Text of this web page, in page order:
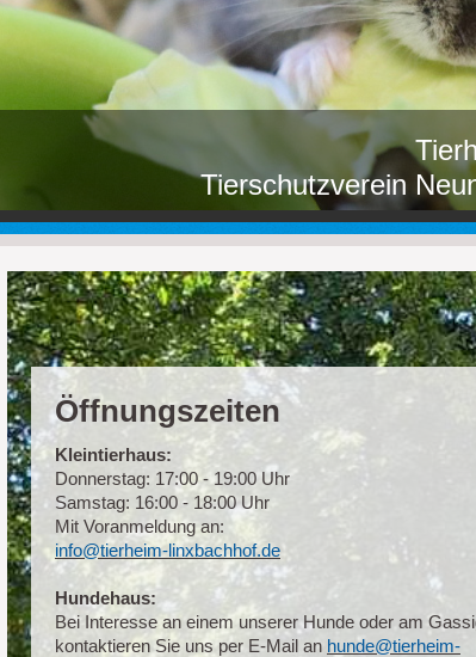
Tierschutzverein
Öffnungszeiten
Kleintierhaus:
Donnerstag: 17:00 - 19:00 Uhr
Samstag: 16:00 - 18:00 Uhr
Mit Voranmeldung an:
info@tierheim-linxbachhof.de
Hundehaus:
Bei Interesse an einem unserer Hunde oder am
kontaktieren Sie uns per E-Mail an hunde@tierheim-